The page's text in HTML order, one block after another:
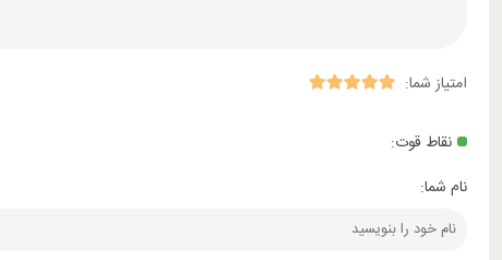
امتیاز شما:
نقاط قوت:
نام شما: